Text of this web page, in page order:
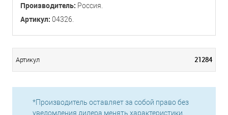
Производитель: Россия.
Артикул: 04326.
Артикул 21284
*Производитель оставляет за собой право без
уведомления дилера менять характеристики,